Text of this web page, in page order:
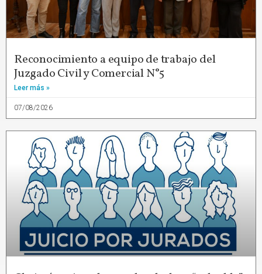
Reconocimiento a equipo de trabajo del
Juzgado Civil y Comercial N°5
Leer más »
07/08/2026